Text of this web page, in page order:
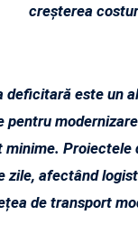
creșterea
este un
pentru
minime.
zile, afectând
de transport